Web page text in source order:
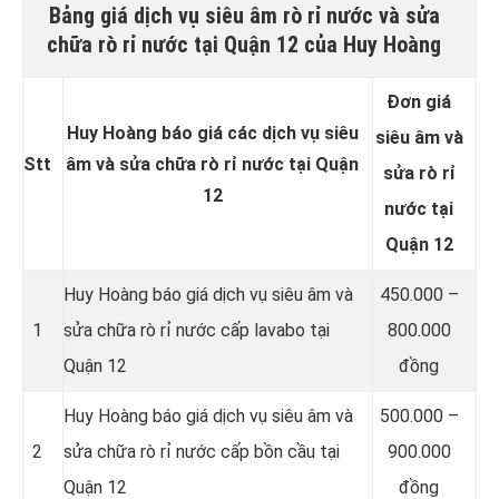
Bảng giá dịch vụ siêu âm rò rỉ nước và sửa
chữa rò rỉ nước tại Quận 12 của Huy Hoàng
Stt
Huy Hoàng báo giá các dịch vụ siêu
âm và sửa chữa rò rỉ nước tại Quận
12
Đơn giá
siêu âm và
sửa rò rỉ
nước tại
Quận 12
1
Huy Hoàng báo giá dịch vụ siêu âm và
sửa chữa rò rỉ nước cấp lavabo tại
Quận 12
450.000 –
800.000
đồng
2
Huy Hoàng báo giá dịch vụ siêu âm và
sửa chữa rò rỉ nước cấp bồn cầu tại
Quận 12
500.000 –
900.000
đồng